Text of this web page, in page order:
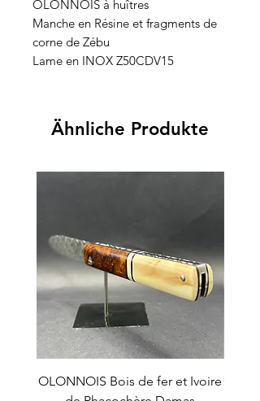
OLONNOIS à huîtres
Manche en Résine et fragments de
corne de Zébu
Lame en INOX Z50CDV15
Ähnliche Produkte
OLONNOIS Bois de fer et Ivoire